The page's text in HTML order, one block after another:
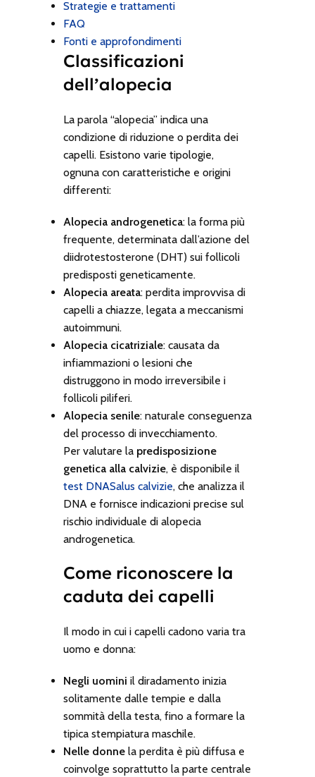
Strategie e trattamenti
FAQ
Fonti e approfondimenti
Classificazioni
dell’alopecia
La parola “alopecia” indica una
condizione di riduzione o perdita dei
capelli. Esistono varie tipologie,
ognuna con caratteristiche e origini
differenti:
Alopecia androgenetica: la forma più
frequente, determinata dall’azione del
diidrotestosterone (DHT) sui follicoli
predisposti geneticamente.
Alopecia areata: perdita improvvisa di
capelli a chiazze, legata a meccanismi
autoimmuni.
Alopecia cicatriziale: causata da
infiammazioni o lesioni che
distruggono in modo irreversibile i
follicoli piliferi.
Alopecia senile: naturale conseguenza
del processo di invecchiamento.
Per valutare la predisposizione
genetica alla calvizie, è disponibile il
test DNASalus calvizie, che analizza il
DNA e fornisce indicazioni precise sul
rischio individuale di alopecia
androgenetica.
Come riconoscere la
caduta dei capelli
Il modo in cui i capelli cadono varia tra
uomo e donna:
Negli uomini il diradamento inizia
solitamente dalle tempie e dalla
sommità della testa, fino a formare la
tipica stempiatura maschile.
Nelle donnela perdita è più diffusa e
coinvolge soprattutto la parte centrale